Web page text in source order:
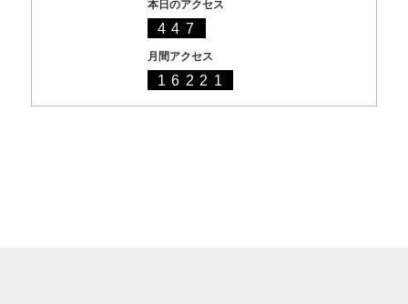
本日のアクセス
447
月間アクセス
16221